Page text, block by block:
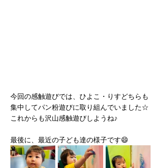
今回の感触遊びでは、ひよこ・りすどちらも
集中してパン粉遊びに取り組んでいました☆
これからも沢山感触遊びしようね♪
最後に、最近の子ども達の様子です😄